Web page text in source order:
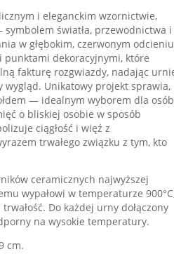
i eleganckim wzornictwie,
światła, przewodnictwa i
w głębokim, czerwonym odcieniu
dekoracyjnymi, które
fakturę rozgwiazdy, nadając
Unikatowy projekt sprawia,
— idealnym wyborem dla osób
o bliskiej osobie w sposób
ciągłość i więź z
trwałego związku z tym, kto
ceramicznych najwyższej
wypałowi w temperaturze
Do każdej urny dołączony
na wysokie temperatury.
cm.